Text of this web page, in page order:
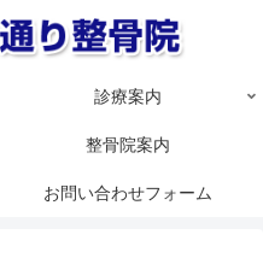
診療案内
整骨院案内
お問い合わせフォーム